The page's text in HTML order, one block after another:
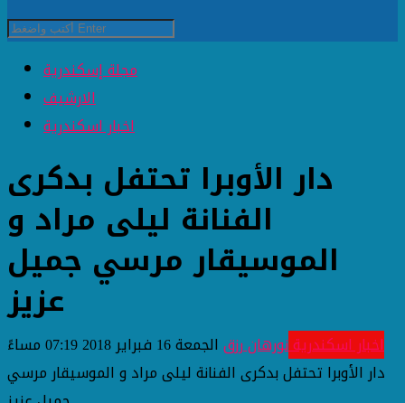
مجلة إسكندرية
الارشيف
اخبار اسكندرية
دار الأوبرا تحتفل بدكرى
الفنانة ليلى مراد و
الموسيقار مرسي جميل
عزيز
اخبار اسكندريةنورهان رزق الجمعة 16 فبراير 2018 07:19 مساءً
دار الأوبرا تحتفل بدكرى الفنانة ليلى مراد و الموسيقار مرسي